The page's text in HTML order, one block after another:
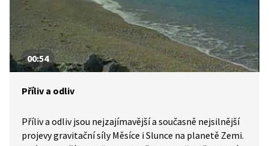
00:54
Příliv a odliv
Příliv a odliv jsou nejzajímavější a současně nejsilnější
projevy gravitační síly Měsíce i Slunce na planetě Zemi.